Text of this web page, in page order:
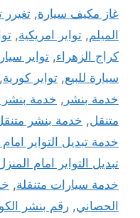
غاز مكيف سيارة, تغيرر
الميلم, تواير امريكية,
كراج الزهراء, تواير
سيارة للبيع, تواير كورية,
خدمة بنشر , خدمة بنشر
متنقل, خدمة بنشر
خدمة تبديل التواير
تبديل التواير امام
خدمة سيارات متنقلة,
الحصاني, رقم بنشر